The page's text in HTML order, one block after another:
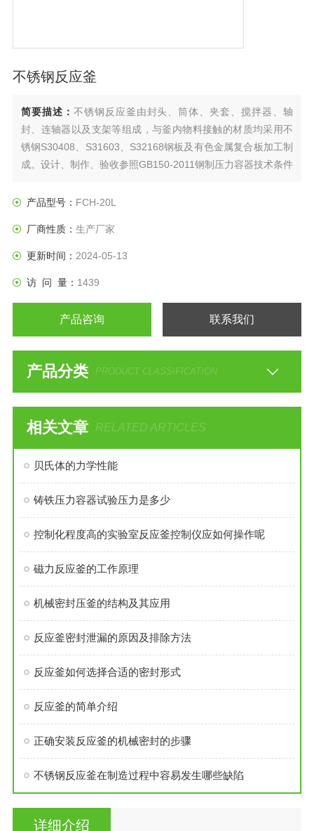
不锈钢反应釜
简要描述： 不锈钢反应釜由封头、筒体、夹套、搅拌器、轴
封、连轴器以及支架等组成，与釜内物料接触的材质均采用不
锈钢S30408、S31603、S32168钢板及有色金属复合板加工制
成。设计、制作、验收参照GB150-2011钢制压力容器技术条件
产品型号： FCH-20L
厂商性质： 生产厂家
更新时间： 2024-05-13
访 问 量： 1439
产品咨询 联系我们
产品分类 PRODUCT CLASSIFICATION
相关文章 RELATED ARTICLES
贝氏体的力学性能
铸铁压力容器试验压力是多少
控制化程度高的实验室反应釜控制仪应如何操作呢
磁力反应釜的工作原理
机械密封压釜的结构及其应用
反应釜密封泄漏的原因及排除方法
反应釜如何选择合适的密封形式
反应釜的简单介绍
正确安装反应釜的机械密封的步骤
不锈钢反应釜在制造过程中容易发生哪些缺陷
详细介绍